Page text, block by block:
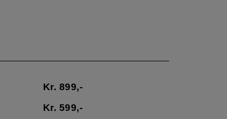
Kr. 899,-
Kr. 599,-